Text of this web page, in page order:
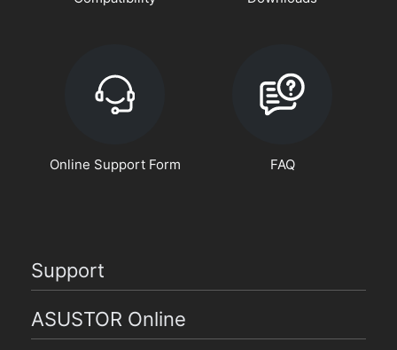
Online Support Form FAQ
Support
ASUSTOR Online